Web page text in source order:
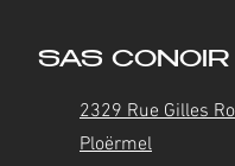
SAS CONOIR
2329 Rue Gilles
Ploërmel